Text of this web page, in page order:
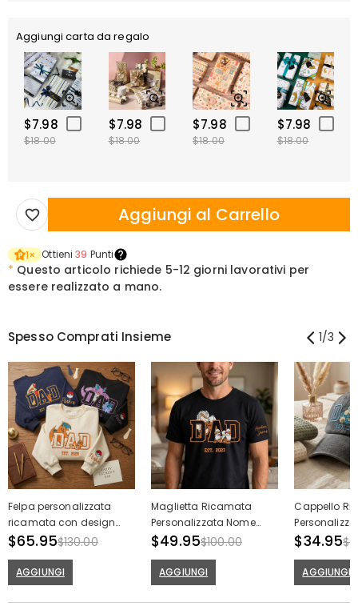
Aggiungi carta da regalo
$7.98
$18.00
$7.98
$18.00
$7.98
$18.00
$7.98
$18.00
Aggiungi al Carrello
1× Ottieni39 Punti
* Questo articolo richiede 5-12 giorni lavorativi per
essere realizzato a mano.
Spesso Comprati Insieme 1/3
Felpa personalizzata
ricamata con design
personalizzato di papà
cartoni animati, regalo
divertente per la festa del
papà
$65.95$130.00
AGGIUNGI
Maglietta Ricamata
Personalizzata Nome
Personalizzato Opera
Anime Regalo
Sentimentale per i Padri
$49.95$100.00
AGGIUNGI
Cappello
Cartoon
$34.95
AGGIUNGI